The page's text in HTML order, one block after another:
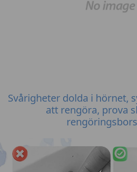
Svårigheter dolda i hörnet,
att rengöra, prova